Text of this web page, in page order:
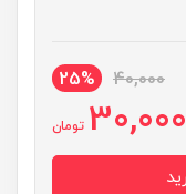
40,000
25%
30,000 تومان